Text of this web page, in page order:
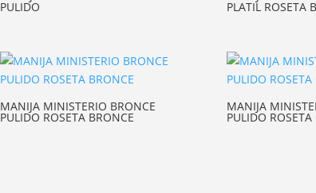
PULIDO PLATIL ROSETA
MANIJA MINISTERIO BRONCE
PULIDO ROSETA BRONCE
MANIJA
PULIDO ROSETA